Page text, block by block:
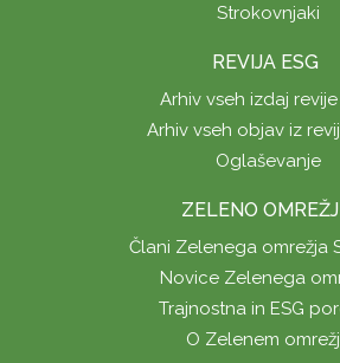
Strokovnjaki
REVIJA ESG
Arhiv vseh izdaj revije
Arhiv vseh objav iz
Oglaševanje
ZELENO
Člani Zelenega omrežja
Novice Zelenega
Trajnostna in ESG
O Zelenem